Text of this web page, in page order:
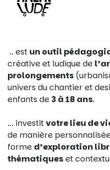
.. est un outil
créative et ludique de
prolongements
univers du chantier et
enfants de3 à 18 ans.
... investitvotre lieu de
de manière
forme d’exploration
thématiqueset